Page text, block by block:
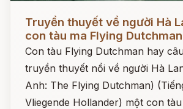
Đọc ngay
Truyền thuyết về người Hà
con tàu ma Flying Dutchman
Con tàu Flying Dutchman hay
truyền thuyết nổi về người Hà
Anh: The Flying Dutchman)
Vliegende Hollander) một con